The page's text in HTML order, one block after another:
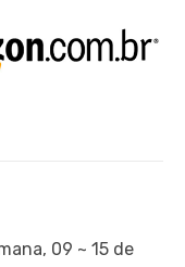
09 ~ 15 de